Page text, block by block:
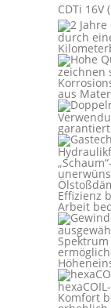
CDTi 16V
durch
zeichnen
aus
Effizienz
Arbeit
Komfort